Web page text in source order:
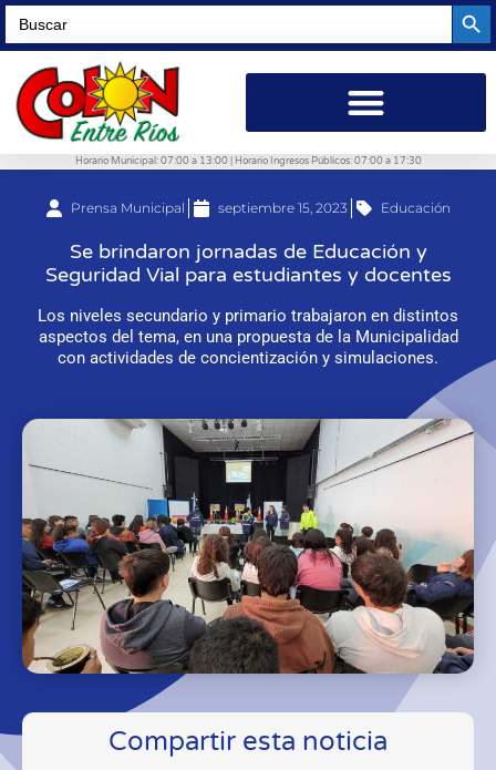
Search
for:
Horario Municipal: 07:00 a 13:00 | Horario Ingresos Públicos: 07:00 a 17:30
Prensa Municipal septiembre 15, 2023 Educación
Se brindaron jornadas de Educación y
Seguridad Vial para estudiantes y docentes
Los niveles secundario y primario trabajaron en distintos
aspectos del tema, en una propuesta de la Municipalidad
con actividades de concientización y simulaciones.
Compartir esta noticia